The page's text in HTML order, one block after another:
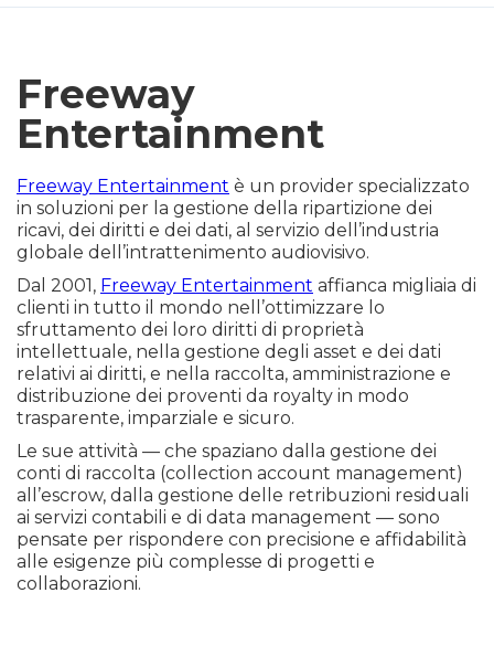
Freeway
Entertainment
Freeway Entertainment è un provider specializzato
in soluzioni per la gestione della ripartizione dei
ricavi, dei diritti e dei dati, al servizio dell’industria
globale dell’intrattenimento audiovisivo.
Dal 2001, Freeway Entertainment affianca migliaia di
clienti in tutto il mondo nell’ottimizzare lo
sfruttamento dei loro diritti di proprietà
intellettuale, nella gestione degli asset e dei dati
relativi ai diritti, e nella raccolta, amministrazione e
distribuzione dei proventi da royalty in modo
trasparente, imparziale e sicuro.
Le sue attività — che spaziano dalla gestione dei
conti di raccolta (collection account management)
all’escrow, dalla gestione delle retribuzioni residuali
ai servizi contabili e di data management — sono
pensate per rispondere con precisione e affidabilità
alle esigenze più complesse di progetti e
collaborazioni.